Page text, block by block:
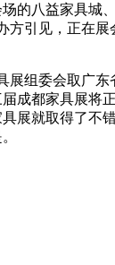
的八益家具
引见，正在
委会取广东
成都家具展
展就取得了不